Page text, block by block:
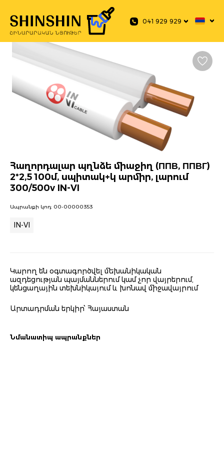
041 929 929
Հաղորդալար պղնձե միաջիղ (ППВ, ППВГ)
2*2,5 100մ, սպիտակ+կ արմիր, լարում
300/500v IN-VI
Ապրանքի կոդ: 00-00000353
IN-VI
Կարող են օգտագործվել մեխանիկական
ազդեցության պայմաններում կամ չոր վայրերում,
կենցաղային տեխնիկայում և խոնավ միջավայրում
Արտադրման երկիր՝ Հայաստան
Նմանատիպ ապրանքներ